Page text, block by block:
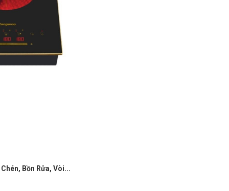
Bồn Rửa, Vòi...